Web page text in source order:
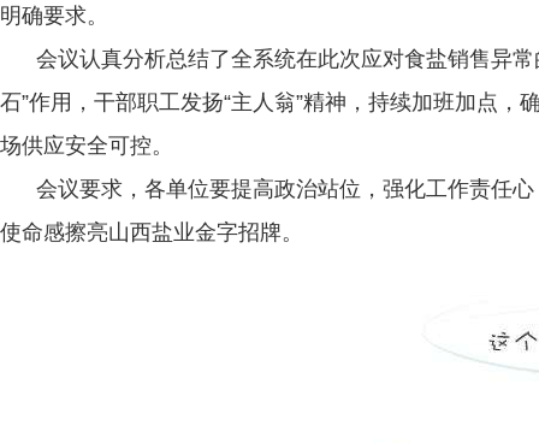
明确要求。
会议认真分析总结了全系统在此次应对食盐销售异常
石”作用，干部职工发扬“主人翁”精神，持续加班加点
场供应安全可控。
会议要求，各单位要提高政治站位，强化工作责任心
使命感擦亮山西盐业金字招牌。